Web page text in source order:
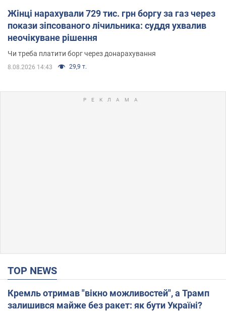
Жінці нарахували 729 тис. грн боргу за газ через
покази зіпсованого лічильника: суддя ухвалив
неочікуване рішення
Чи треба платити борг через донарахування
8.08.2026 14:43 29,9 т.
TOP NEWS
Кремль отримав "вікно можливостей", а Трамп
залишився майже без ракет: як бути Україні?